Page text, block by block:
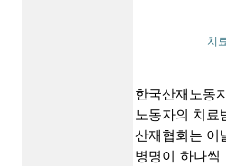
치
한국산재노동
노동자의 치료
산재협회는 이
병명이 하나